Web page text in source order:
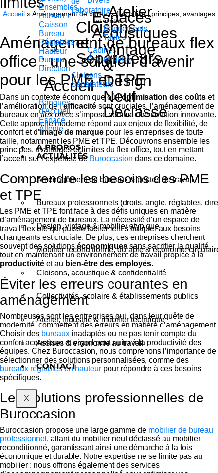
Ensembles
Bureau +
Caisson
Bureau
Réglables
Hauteur
Bureau
Direction
Accueil
Banques
d'Accueil
Espace
Attente
Laboratoire
Cloisons
et
Séparateurs
Cloisons
Séparateurs
Espaces
Acoustiques
Cabines
Acoustiques
Atelier
Rangements
Tables
Vintage
&
Design
Neuf
Déclassé
À PROPOS
ACTUALITÉS
Aménagement de bureaux & postes de travail
Bureaux professionnels (droits, angle, réglables,
Design, vintage & mobilier atypique
Mobilier reconditionné, durable & économie
Cloisons, acoustique & confidentialité
Collectivités, scolaire & établissements publics
Atelier, industrie & mobilier technique
Assises & ergonomie au travail
CONTACT
X
Accueil » Aménagement de bureaux flex office : principes, avantages
et limites
Aménagement de bureaux flex
office : une solution d’avenir
pour les PME et TPE
Dans un contexte économique où l’optimisation des coûts et
l’amélioration de l’efficacité sont cruciales, l’aménagement de
bureaux enflex office s’impose comme une solution innovante.
Cette approche moderne répond aux enjeux de flexibilité, de
confort et d’image de marque pour les entreprises de toute
taille, notamment les PME et TPE. Découvrons ensemble les
principes, avantages et limites du flex office, tout en mettant
l’accent sur l’expertise de Buroccasion dans ce domaine.
Comprendre les besoins des PME
et TPE
Les PME et TPE font face à des défis uniques en matière
d’aménagement de bureaux. La nécessité d’un espace de
travail flexible qui puisse facilement s’adapter aux besoins
changeants est cruciale. De plus, ces entreprises cherchent
souvent des solutionséconomiquessans sacrifier la qualité,
tout en maintenant un environnement de travail propice à la
productivité et au bien-être des employés.
Éviter les erreurs courantes en
aménagement
Nombreuses sont les entreprises qui, dans leur quête de
modernité, commettent des erreurs en matière d’aménagement.
Choisir des bureaux inadaptés ou ne pas tenir compte du
confort acoustique et visuel peut nuire à la productivité des
équipes. Chez Buroccasion, nous comprenons l’importance de
sélectionner des solutions personnalisées, comme des
bureaux réglables en hauteur pour répondre à ces besoins
spécifiques.
Les solutions professionnelles de
Buroccasion
Buroccasion propose une large gamme de mobilier de bureau
professionnel , allant du mobilier neuf déclassé au mobilier
reconditionné, garantissant ainsi une démarche à la fois
économique et durable. Notre expertise ne se limite pas au
mobilier : nous offrons également des services